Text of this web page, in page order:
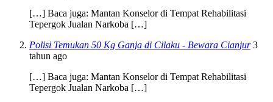
[…] Baca juga: Mantan Konselor di Tempat Rehabilitasi
Tepergok Jualan Narkoba […]
Polisi Temukan 50 Kg Ganja di Cilaku - Bewara Cianjur 3
tahun ago
[…] Baca juga: Mantan Konselor di Tempat Rehabilitasi
Tepergok Jualan Narkoba […]